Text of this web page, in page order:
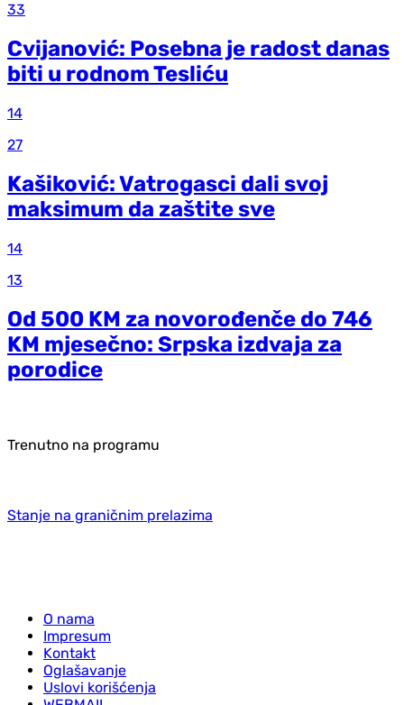
33
Cvijanović: Posebna je radost danas
biti u rodnom Tesliću
14
27
Kašiković: Vatrogasci dali svoj
maksimum da zaštite sve
14
13
Od 500 KM za novorođenče do 746
KM mjesečno: Srpska izdvaja za
porodice
Trenutno na programu
Stanje na graničnim prelazima
O nama
Impresum
Kontakt
Oglašavanje
Uslovi korišćenja